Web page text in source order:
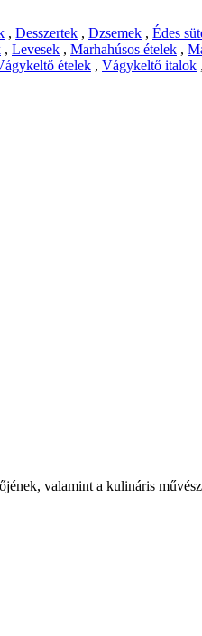
, Desszertek , Dzsemek , Édes
, Levesek , Marhahúsos ételek ,
ételek , Vágykeltő italok ,
valamint a kulináris